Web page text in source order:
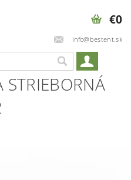
info@bestent.sk
€0
STRIEBORNÁ